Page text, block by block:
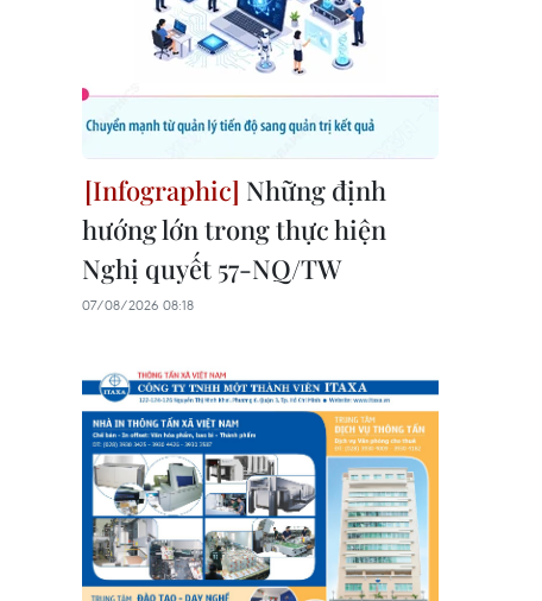
Những định
hướng lớn trong thực hiện
Nghị quyết 57-NQ/TW
07/08/2026 08:18